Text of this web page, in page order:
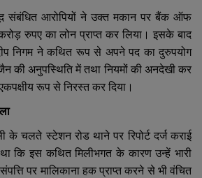
संबंधित आरोपियों ने उक्त मकान पर बैंक ऑफ
रुपए का लोन प्राप्त कर लिया। इसके बाद
निगम ने कथित रूप से अपने पद का दुरुपयोग
की अनुपस्थिति में तथा नियमों की अनदेखी कर
रूप से निरस्त कर दिया।
के चलते स्टेशन रोड थाने पर रिपोर्ट दर्ज कराई
कि इस कथित मिलीभगत के कारण उन्हें भारी
पर मालिकाना हक प्राप्त करने से भी वंचित